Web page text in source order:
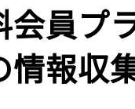
会員プ
情報収